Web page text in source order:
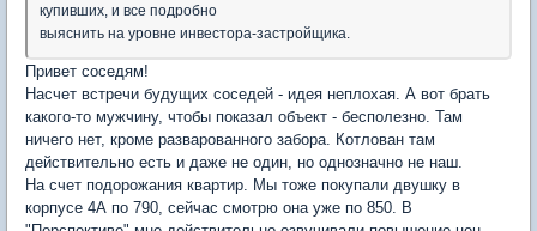
купивших, и все подробно
выяснить на уровне инвестора-застройщика.
Привет соседям!
Насчет встречи будущих соседей - идея неплохая. А вот брать
какого-то мужчину, чтобы показал объект - бесполезно. Там
ничего нет, кроме разварованного забора. Котлован там
действительно есть и даже не один, но однозначно не наш.
На счет подорожания квартир. Мы тоже покупали двушку в
корпусе 4А по 790, сейчас смотрю она уже по 850. В